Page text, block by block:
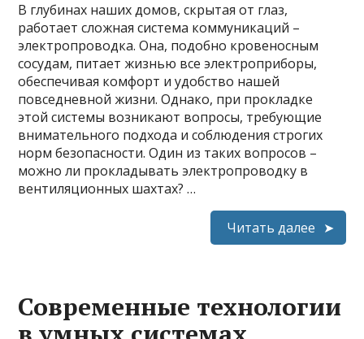
В глубинах наших домов, скрытая от глаз,
работает сложная система коммуникаций –
электропроводка. Она, подобно кровеносным
сосудам, питает жизнью все электроприборы,
обеспечивая комфорт и удобство нашей
повседневной жизни. Однако, при прокладке
этой системы возникают вопросы, требующие
внимательного подхода и соблюдения строгих
норм безопасности. Один из таких вопросов –
можно ли прокладывать электропроводку в
вентиляционных шахтах? …
Читать далее
Современные технологии